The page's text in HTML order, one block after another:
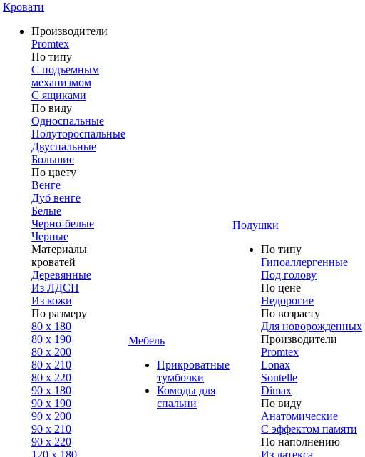
Кровати
Производители
Promtex
По типу
С подъемным
механизмом
С ящиками
По виду
Односпальные
Полутороспальные
Двуспальные
Большие
По цвету
Венге
Дуб венге
Белые
Черно-белые
Черные
Материалы
кроватей
Деревянные
Из ЛДСП
Из кожи
По размеру
80 x 180
80 x 190
80 x 200
80 x 210
80 x 220
90 x 180
90 х 190
90 х 200
90 x 210
90 x 220
120 x 180
Мебель
Прикроватные
тумбочки
Комоды для
спальни
Подушки
По типу
Гипоаллергенные
Под голову
По цене
Недорогие
По возрасту
Для новорожденных
Производители
Promtex
Lonax
Sontelle
Dimax
По виду
Анатомические
С эффектом памяти
По наполнению
Из латекса